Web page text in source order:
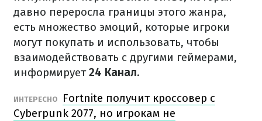
давно переросла границы этого жанра,
есть множество эмоций, которые игроки
могут покупать и использовать, чтобы
взаимодействовать с другими геймерами,
информирует24 Канал.
ИНТЕРЕСНО
Fortnite получит кроссовер с
Cyberpunk 2077, но игрокам не